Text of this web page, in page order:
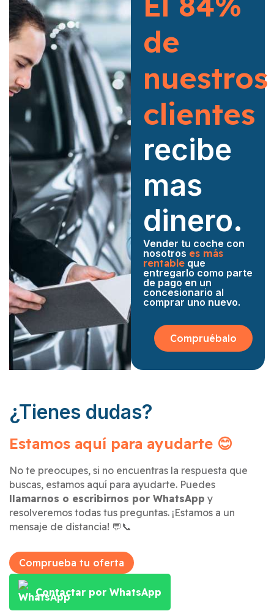
de
nuestros
clientes
recibe
mas
dinero.
Vender tu coche con
nosotros es más
rentableque
entregarlo como parte
de pago en un
concesionario al
comprar uno nuevo.
Compruébalo
¿Tienes dudas?
Estamos aquí para ayudarte 😊
No te preocupes, si no encuentras la respuesta que
buscas, estamos aquí para ayudarte. Puedes
llamarnos o escribirnos por WhatsApp y
resolveremos todas tus preguntas. ¡Estamos a un
mensaje de distancia! 💬📞
Comprueba tu oferta
Contactar por WhatsApp